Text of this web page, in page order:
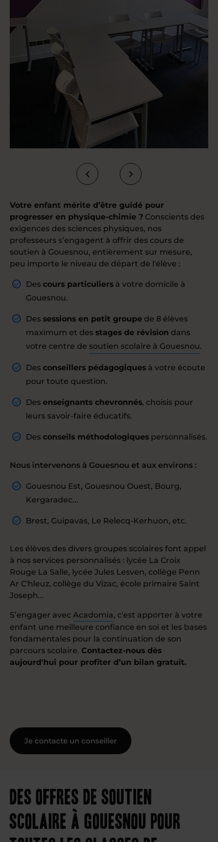
Votre enfant mérite d’être guidé pour
progresser en physique-chimie ? Conscients des
exigences des sciences physiques, nos
professeurs s’engagent à offrir des cours de
soutien à Gouesnou, entièrement sur mesure,
peu importe le niveau de départ de l'élève :
Des cours particuliers à votre domicile à
Gouesnou.
Des sessions en petit groupe de 8 élèves
maximum et des stages de révision dans
votre centre de soutien scolaire à Gouesnou.
Des conseillers pédagogiques à votre écoute
pour toute question.
Des enseignants chevronnés, choisis pour
leurs savoir-faire éducatifs.
Des conseils méthodologiques personnalisés.
Nous intervenons à Gouesnou et aux environs :
Gouesnou Est, Gouesnou Ouest, Bourg,
Kergaradec...
Brest, Guipavas, Le Relecq-Kerhuon, etc.
Les élèves des divers groupes scolaires font appel
à nos services personnalisés : lycée La Croix
Rouge La Salle, lycée Jules Lesven, collège Penn
Ar C'hleuz, collège du Vizac, école primaire Saint
Joseph...
S’engager avec Acadomia, c'est apporter à votre
enfant une meilleure confiance en soi et les bases
fondamentales pour la continuation de son
parcours scolaire. Contactez-nous dès
aujourd'hui pour profiter d’un bilan gratuit.
Je contacte un conseiller
Des offres de soutien
scolaire à Gouesnou pour